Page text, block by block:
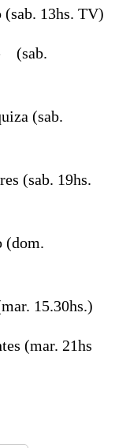
13hs. TV)
(sab.
(sab.
19hs.
15.30hs.)
(mar. 21hs